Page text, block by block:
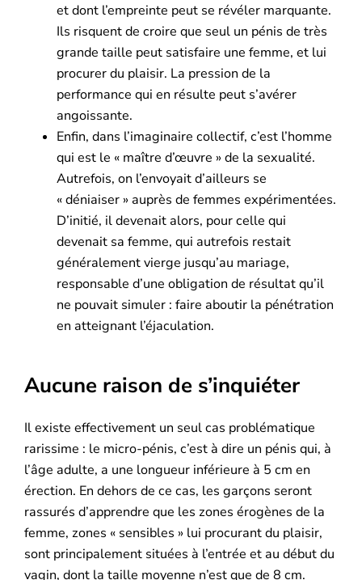
et dont l’empreinte peut se révéler marquante.
Ils risquent de croire que seul un pénis de très
grande taille peut satisfaire une femme, et lui
procurer du plaisir. La pression de la
performance qui en résulte peut s’avérer
angoissante.
Enfin, dans l’imaginaire collectif, c’est l’homme
qui est le « maître d’œuvre » de la sexualité.
Autrefois, on l’envoyait d’ailleurs se
« déniaiser » auprès de femmes expérimentées.
D’initié, il devenait alors, pour celle qui
devenait sa femme, qui autrefois restait
généralement vierge jusqu’au mariage,
responsable d’une obligation de résultat qu’il
ne pouvait simuler : faire aboutir la pénétration
en atteignant l’éjaculation.
Aucune raison de s’inquiéter
Il existe effectivement un seul cas problématique
rarissime : le micro-pénis, c’est à dire un pénis qui, à
l’âge adulte, a une longueur inférieure à 5 cm en
érection. En dehors de ce cas, les garçons seront
rassurés d’apprendre que les zones érogènes de la
femme, zones « sensibles » lui procurant du plaisir,
sont principalement situées à l’entrée et au début du
vagin, dont la taille moyenne n’est que de 8 cm.